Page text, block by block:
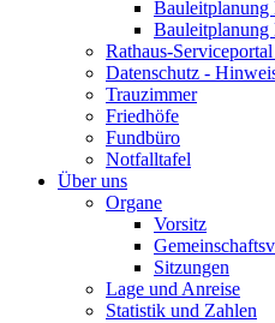
Bauleitplanung
Bauleitplanung
Rathaus-
Datenschutz -
Trauzimmer
Friedhöfe
Fundbüro
Notfalltafel
Über uns
Organe
Vorsitz
Sitzungen
Lage und Anreise
Statistik und Zahlen